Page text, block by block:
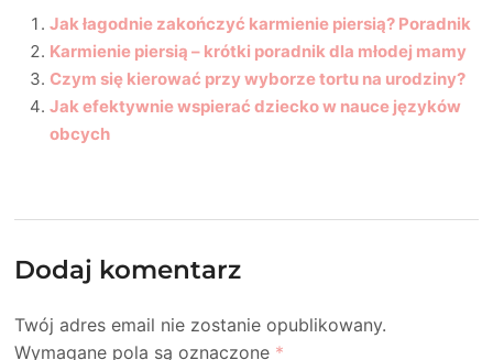
Jak łagodnie zakończyć karmienie piersią? Poradnik
Karmienie piersią – krótki poradnik dla młodej mamy
Czym się kierować przy wyborze tortu na urodziny?
Jak efektywnie wspierać dziecko w nauce języków
obcych
Dodaj komentarz
Twój adres email nie zostanie opublikowany.
Wymagane pola są oznaczone *